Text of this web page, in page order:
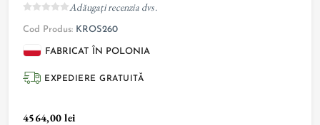
Adăugați recenzia dvs.
Cod Produs: KROS260
FABRICAT ÎN POLONIA
EXPEDIERE GRATUITĂ
4564,00 lei